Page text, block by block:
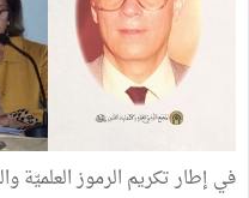
في إطار تكريم الرموز العلميّة